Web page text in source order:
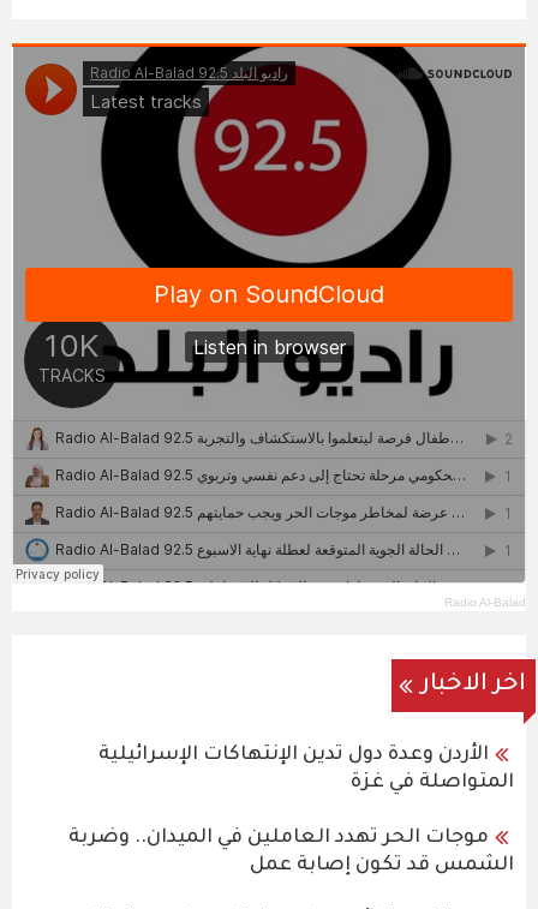
Radio Al-Balad
اخر الاخبار
الأردن وعدة دول تدين الإنتهاكات الإسرائيلية
المتواصلة في غزة
موجات الحر تهدد العاملين في الميدان.. وضربة
الشمس قد تكون إصابة عمل